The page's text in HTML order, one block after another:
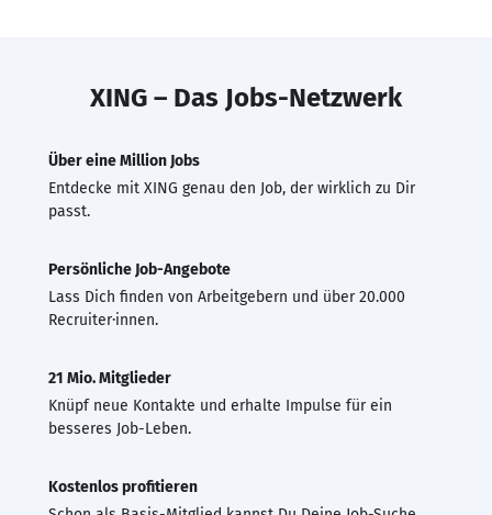
XING – Das Jobs-Netzwerk
Über eine Million Jobs
Entdecke mit XING genau den Job, der wirklich zu Dir
passt.
Persönliche Job-Angebote
Lass Dich finden von Arbeitgebern und über 20.000
Recruiter·innen.
21 Mio. Mitglieder
Knüpf neue Kontakte und erhalte Impulse für ein
besseres Job-Leben.
Kostenlos profitieren